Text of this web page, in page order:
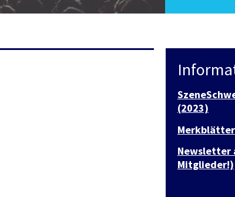
(2023)
Merkblätter
Newsletter
Mitglieder!)